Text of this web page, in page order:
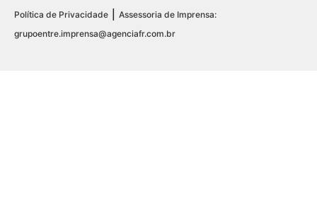
Política de Privacidade
Assessoria de Imprensa:
grupoentre.imprensa@agenciafr.com.br